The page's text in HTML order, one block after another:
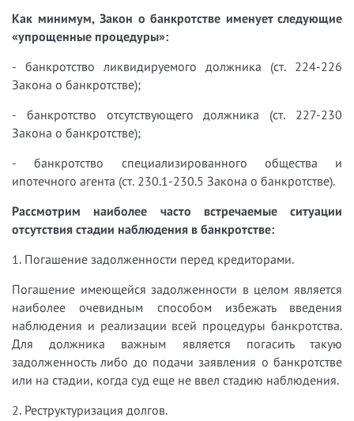
Как минимум, Закон о банкротстве именует следующие
«упрощенные процедуры»:
- банкротство ликвидируемого должника (ст. 224-226
Закона о банкротстве);
- банкротство отсутствующего должника (ст. 227-230
Закона о банкротстве);
- банкротство специализированного общества и
ипотечного агента (ст. 230.1-230.5 Закона о банкротстве).
Рассмотрим наиболее часто встречаемые ситуации
отсутствия стадии наблюдения в банкротстве:
1. Погашение задолженности перед кредиторами.
Погашение имеющейся задолженности в целом является
наиболее очевидным способом избежать введения
наблюдения и реализации всей процедуры банкротства.
Для должника важным является погасить такую
задолженность либо до подачи заявления о банкротстве
или на стадии, когда суд еще не ввел стадию наблюдения.
2. Реструктуризация долгов.